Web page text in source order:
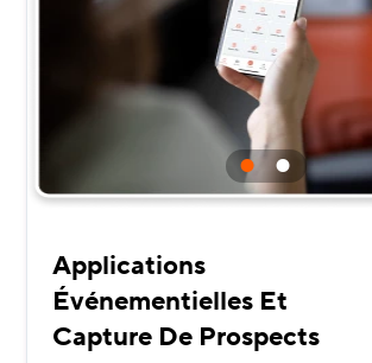
Applications
Événementielles Et
Capture De Prospects